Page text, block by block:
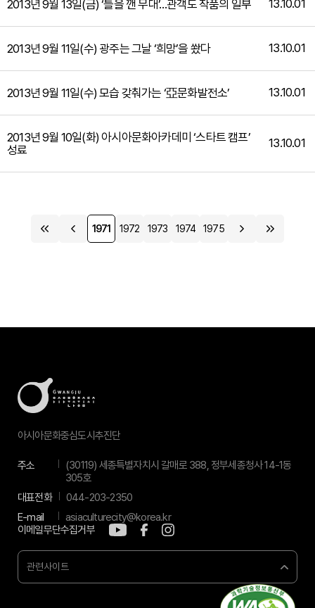
2013년 9월 13일(금) ‘틀을 깬 무대’…관객도 작품의 일부 13.10.01
2013년 9월 11일(수) 광주는 그날 ‘희망’을 쐈다 13.10.01
2013년 9월 11일(수) 모습 갖춰가는 ‘亞문화발전소’ 13.10.01
2013년 9월 10일(화) 아시아문화아카데미 ‘스타트 캠프’
성료
13.10.01
1971 1972 1973 1974 1975
아시아문화중심도시추진단
주소
(30119) 세종특별자치시 갈매로 388, 정부세종청사 14-1동
305호
대표전화
044-203-2350
E-mail
asiaculturecity@korea.kr
이메일무단수집거부
관련사이트